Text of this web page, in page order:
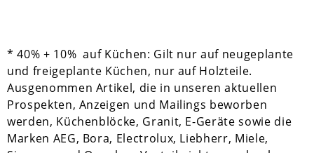
* 40% + 10% auf Küchen: Gilt nur auf neugeplante
und freigeplante Küchen, nur auf Holzteile.
Ausgenommen Artikel, die in unseren aktuellen
Prospekten, Anzeigen und Mailings beworben
werden, Küchenblöcke, Granit, E-Geräte sowie die
Marken AEG, Bora, Electrolux, Liebherr, Miele,